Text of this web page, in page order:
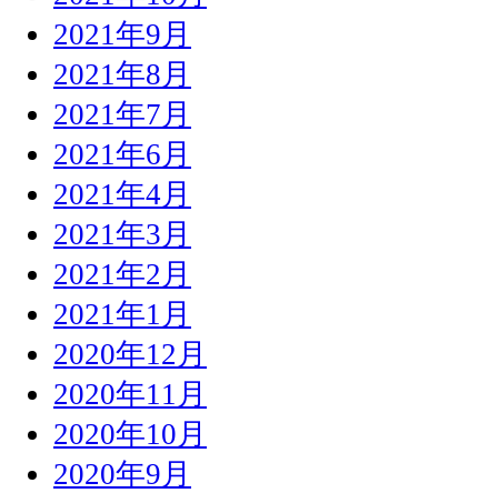
2021年9月
2021年8月
2021年7月
2021年6月
2021年4月
2021年3月
2021年2月
2021年1月
2020年12月
2020年11月
2020年10月
2020年9月